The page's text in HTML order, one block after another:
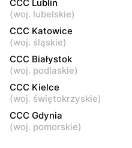
Józefa Piłsudskiego 31C
CCC
Wołomin, ul. Geodetów 2
CCC
Podkowa Leśna, ul. Gołębia
26
CCC
Błonie, ul. Powstańców 12
CCC Lublin
(woj. lubelskie)
CCC Katowice
(woj. śląskie)
CCC Białystok
(woj. podlaskie)
CCC Kielce
(woj. świętokrzyskie)
CCC Gdynia
(woj. pomorskie)